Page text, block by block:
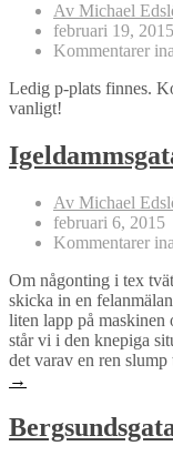
Av Michael
februari 19, 2015
Kommentarer
Ledig p-plats finnes.
vanligt!
Av Michael
februari 6, 2015
Kommentarer
Om någonting i tex
skicka in en
liten lapp på maskinen
står vi i den knepiga
det varav en ren
→